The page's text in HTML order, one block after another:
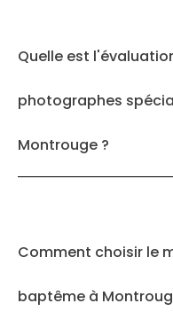
Quelle est
photographes
Montrouge ?
Comment choisir le
baptême à